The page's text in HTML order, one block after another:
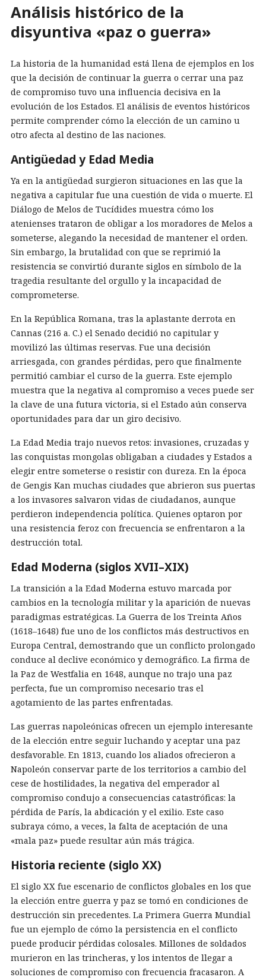
Análisis histórico de la
disyuntiva «paz o guerra»
La historia de la humanidad está llena de ejemplos en los
que la decisión de continuar la guerra o cerrar una paz
de compromiso tuvo una influencia decisiva en la
evolución de los Estados. El análisis de eventos históricos
permite comprender cómo la elección de un camino u
otro afecta al destino de las naciones.
Antigüedad y Edad Media
Ya en la antigüedad surgieron situaciones en las que la
negativa a capitular fue una cuestión de vida o muerte. El
Diálogo de Melos de Tucídides muestra cómo los
atenienses trataron de obligar a los moradores de Melos a
someterse, alegando la necesidad de mantener el orden.
Sin embargo, la brutalidad con que se reprimió la
resistencia se convirtió durante siglos en símbolo de la
tragedia resultante del orgullo y la incapacidad de
comprometerse.
En la República Romana, tras la aplastante derrota en
Cannas (216 a. C.) el Senado decidió no capitular y
movilizó las últimas reservas. Fue una decisión
arriesgada, con grandes pérdidas, pero que finalmente
permitió cambiar el curso de la guerra. Este ejemplo
muestra que la negativa al compromiso a veces puede ser
la clave de una futura victoria, si el Estado aún conserva
oportunidades para dar un giro decisivo.
La Edad Media trajo nuevos retos: invasiones, cruzadas y
las conquistas mongolas obligaban a ciudades y Estados a
elegir entre someterse o resistir con dureza. En la época
de Gengis Kan muchas ciudades que abrieron sus puertas
a los invasores salvaron vidas de ciudadanos, aunque
perdieron independencia política. Quienes optaron por
una resistencia feroz con frecuencia se enfrentaron a la
destrucción total.
Edad Moderna (siglos XVII–XIX)
La transición a la Edad Moderna estuvo marcada por
cambios en la tecnología militar y la aparición de nuevas
paradigmas estratégicas. La Guerra de los Treinta Años
(1618–1648) fue uno de los conflictos más destructivos en
Europa Central, demostrando que un conflicto prolongado
conduce al declive económico y demográfico. La firma de
la Paz de Westfalia en 1648, aunque no trajo una paz
perfecta, fue un compromiso necesario tras el
agotamiento de las partes enfrentadas.
Las guerras napoleónicas ofrecen un ejemplo interesante
de la elección entre seguir luchando y aceptar una paz
desfavorable. En 1813, cuando los aliados ofrecieron a
Napoleón conservar parte de los territorios a cambio del
cese de hostilidades, la negativa del emperador al
compromiso condujo a consecuencias catastróficas: la
pérdida de París, la abdicación y el exilio. Este caso
subraya cómo, a veces, la falta de aceptación de una
«mala paz» puede resultar aún más trágica.
Historia reciente (siglo XX)
El siglo XX fue escenario de conflictos globales en los que
la elección entre guerra y paz se tomó en condiciones de
destrucción sin precedentes. La Primera Guerra Mundial
fue un ejemplo de cómo la persistencia en el conflicto
puede producir pérdidas colosales. Millones de soldados
murieron en las trincheras, y los intentos de llegar a
soluciones de compromiso con frecuencia fracasaron. A